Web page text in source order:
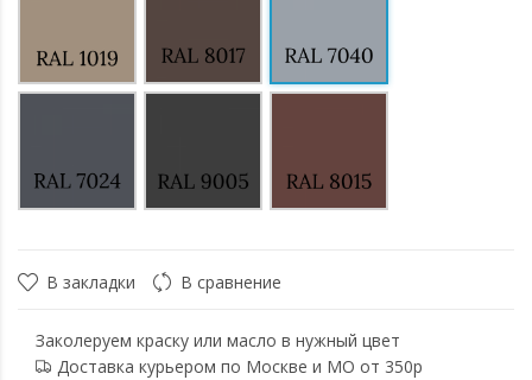
В закладки В сравнение
Заколеруем краску или масло в нужный цвет
Доставка курьером по Москве и МО от 350р